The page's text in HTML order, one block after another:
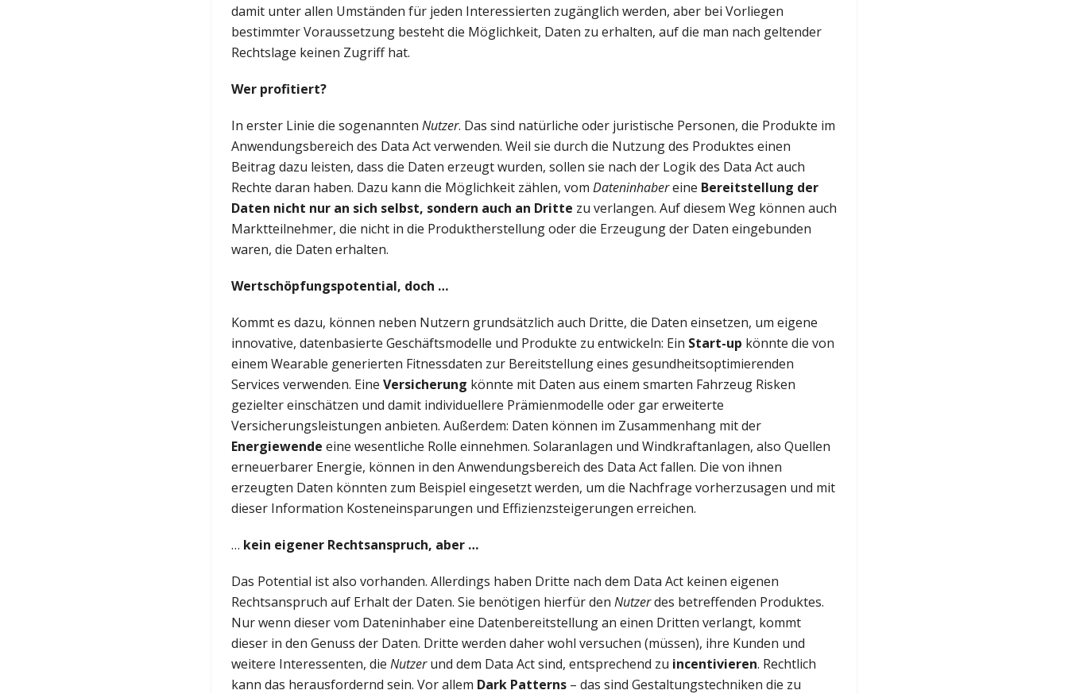
damit unter allen Umständen für jeden Interessierten zugänglich werden, aber bei Vorliegen
bestimmter Voraussetzung besteht die Möglichkeit, Daten zu erhalten, auf die man nach geltender
Rechtslage keinen Zugriff hat.
Wer profitiert?
In erster Linie die sogenannten Nutzer. Das sind natürliche oder juristische Personen, die Produkte im
Anwendungsbereich des Data Act verwenden. Weil sie durch die Nutzung des Produktes einen
Beitrag dazu leisten, dass die Daten erzeugt wurden, sollen sie nach der Logik des Data Act auch
Rechte daran haben. Dazu kann die Möglichkeit zählen, vom Dateninhabereine Bereitstellung der
Daten nicht nur an sich selbst, sondern auch an Dritte zu verlangen. Auf diesem Weg können auch
Marktteilnehmer, die nicht in die Produktherstellung oder die Erzeugung der Daten eingebunden
waren, die Daten erhalten.
Wertschöpfungspotential, doch …
Kommt es dazu, können neben Nutzern grundsätzlich auch Dritte, die Daten einsetzen, um eigene
innovative, datenbasierte Geschäftsmodelle und Produkte zu entwickeln: Ein Start-up könnte die von
einem Wearable generierten Fitnessdaten zur Bereitstellung eines gesundheitsoptimierenden
Services verwenden. Eine Versicherung könnte mit Daten aus einem smarten Fahrzeug Risken
gezielter einschätzen und damit individuellere Prämienmodelle oder gar erweiterte
Versicherungsleistungen anbieten. Außerdem: Daten können im Zusammenhang mit der
Energiewende eine wesentliche Rolle einnehmen. Solaranlagen und Windkraftanlagen, also Quellen
erneuerbarer Energie, können in den Anwendungsbereich des Data Act fallen. Die von ihnen
erzeugten Daten könnten zum Beispiel eingesetzt werden, um die Nachfrage vorherzusagen und mit
dieser Information Kosteneinsparungen und Effizienzsteigerungen erreichen.
… kein eigener Rechtsanspruch, aber …
Das Potential ist also vorhanden. Allerdings haben Dritte nach dem Data Act keinen eigenen
Rechtsanspruch auf Erhalt der Daten. Sie benötigen hierfür den Nutzerdes betreffenden Produktes.
Nur wenn dieser vom Dateninhaber eine Datenbereitstellung an einen Dritten verlangt, kommt
dieser in den Genuss der Daten. Dritte werden daher wohl versuchen (müssen), ihre Kunden und
weitere Interessenten, die Nutzerund dem Data Act sind, entsprechend zu incentivieren. Rechtlich
kann das herausfordernd sein. Vor allem Dark Patterns– das sind Gestaltungstechniken die zu